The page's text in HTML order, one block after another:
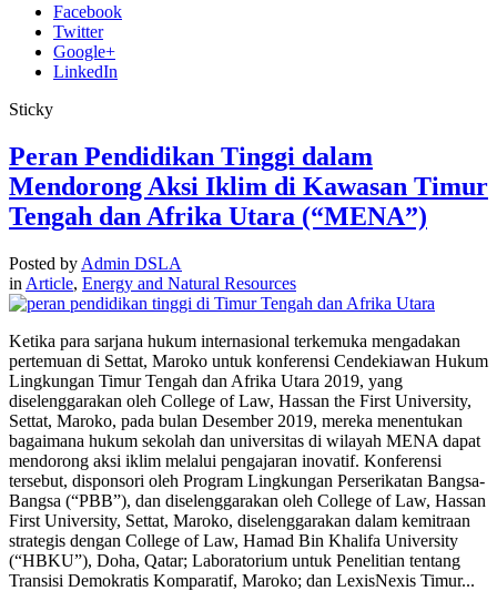
Facebook
Twitter
Google+
LinkedIn
Sticky
Peran Pendidikan Tinggi dalam
Mendorong Aksi Iklim di Kawasan Timur
Tengah dan Afrika Utara (“MENA”)
Posted by Admin DSLA
in Article, Energy and Natural Resources
Ketika para sarjana hukum internasional terkemuka mengadakan
pertemuan di Settat, Maroko untuk konferensi Cendekiawan Hukum
Lingkungan Timur Tengah dan Afrika Utara 2019, yang
diselenggarakan oleh College of Law, Hassan the First University,
Settat, Maroko, pada bulan Desember 2019, mereka menentukan
bagaimana hukum sekolah dan universitas di wilayah MENA dapat
mendorong aksi iklim melalui pengajaran inovatif. Konferensi
tersebut, disponsori oleh Program Lingkungan Perserikatan Bangsa-
Bangsa (“PBB”), dan diselenggarakan oleh College of Law, Hassan
First University, Settat, Maroko, diselenggarakan dalam kemitraan
strategis dengan College of Law, Hamad Bin Khalifa University
(“HBKU”), Doha, Qatar; Laboratorium untuk Penelitian tentang
Transisi Demokratis Komparatif, Maroko; dan LexisNexis Timur...